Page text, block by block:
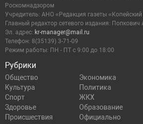
Рубрики
Общество
Экономика
Культура
Политика
Спорт
ЖКХ
Здоровье
Образование
Происшествия
Официально
Роскомнадзором
Учредитель: АНО «Редакция газеты
Главный редактор сетевого издания: Попкович
Эл. адрес: kr-manager@mail.ru
Телефон: 8(35139) 3-71-09
Режим работы: ПН - ПТ с 9:00 до 18:00